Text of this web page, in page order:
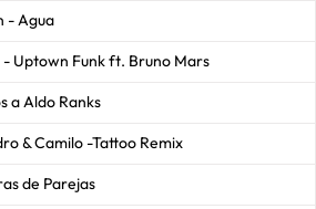
- Agua
- Uptown Funk ft. Bruno Mars
a Aldo Ranks
& Camilo -Tattoo Remix
de Parejas